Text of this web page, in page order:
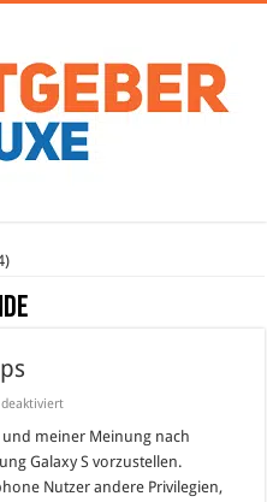
für
besten
Apps
meiner Meinung nach
Galaxy S vorzustellen.
Nutzer andere Privilegien,